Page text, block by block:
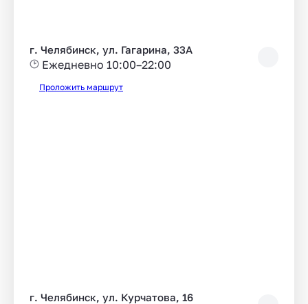
г. Челябинск, ул. Гагарина, 33А
Ежедневно 10:00–22:00
Проложить маршрут
г. Челябинск, ул. Курчатова, 16